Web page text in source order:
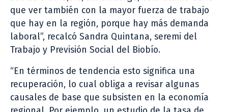
que ver también con la mayor fuerza de trabajo
que hay en la región, porque hay más demanda
laboral”, recalcó Sandra Quintana, seremi del
Trabajo y Previsión Social del Biobío.
“En términos de tendencia esto significa una
recuperación, lo cual obliga a revisar algunas
causales de base que subsisten en la economía